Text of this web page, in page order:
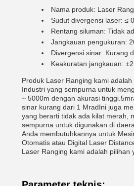
Nama produk: Laser
Sudut divergensi laser: ≤
Rentang siluman: Tidak
Jangkauan pengukuran:
Divergensi sinar: Kurang
Keakuratan jangkauan:
Produk Laser Ranging kami
Industri yang sempurna untuk
~ 5000m dengan akurasi
sinar kurang dari 1 MradIni juga
yang berarti tidak ada kilat merah,
sempurna untuk digunakan di
Anda membutuhkannya untuk
Otomatis atau Digital Laser
Laser Ranging kami adalah pilihan